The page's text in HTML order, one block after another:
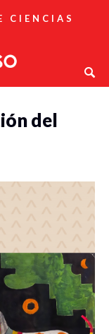
CIENCIAS
del